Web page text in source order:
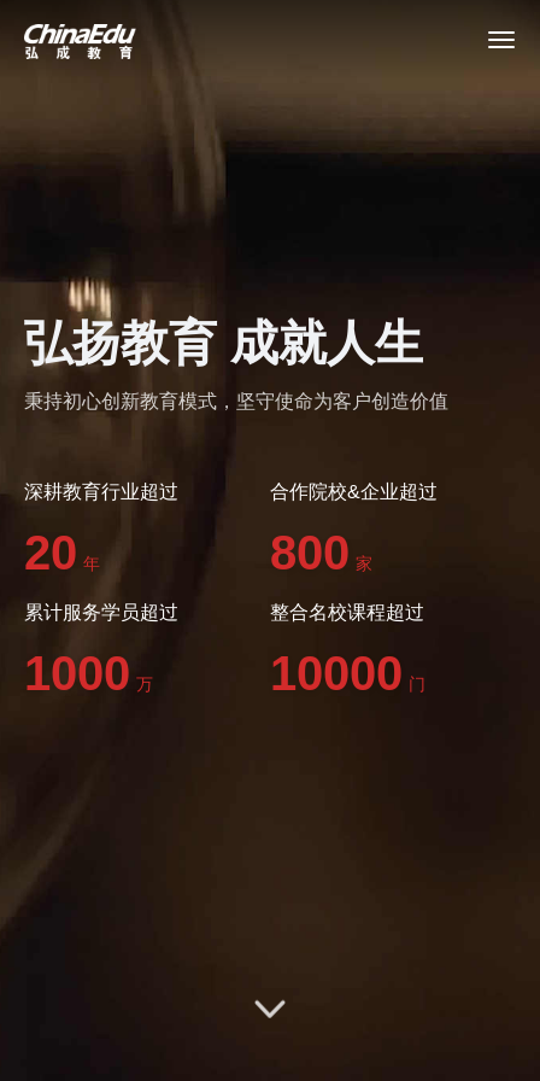
继续教育
教育产品
课程资源
关于我们
弘扬教育 成就人生
秉持初心创新教育模式，坚守使命为客户创造价值
深耕教育行业超过
20 年
合作院校&企业超过
800 家
累计服务学员超过
1000 万
整合名校课程超过
10000 门